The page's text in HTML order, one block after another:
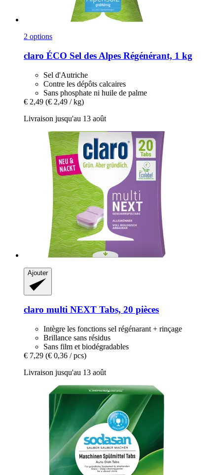
2 options
claro ÉCO Sel des Alpes Régénérant, 1 kg
Sel d'Autriche
Contre les dépôts calcaires
Sans phosphate ni huile de palme
€ 2,49 (€ 2,49 / kg)
Livraison jusqu'au 13 août
Ajouter
claro multi NEXT Tabs, 20 pièces
Intègre les fonctions sel régénarant + rinçage
Brillance sans résidus
Sans film et biodégradables
€ 7,29 (€ 0,36 / pcs)
Livraison jusqu'au 13 août